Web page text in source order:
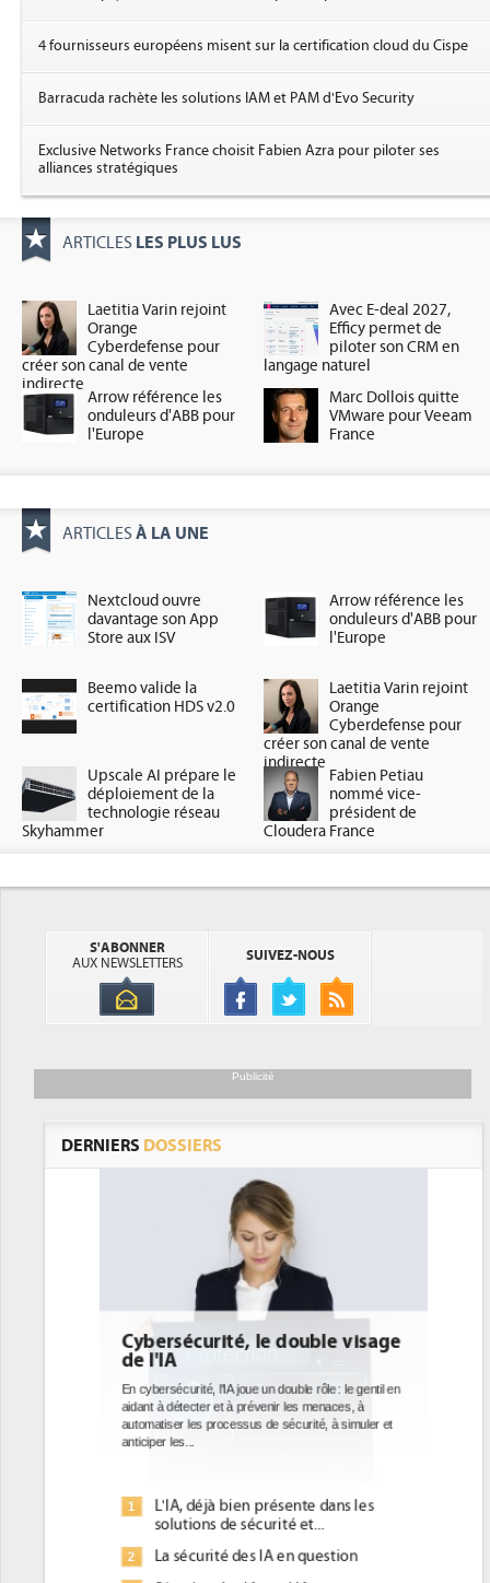
4 fournisseurs européens misent sur la certification cloud du Cispe
Barracuda rachète les solutions IAM et PAM d'Evo Security
Exclusive Networks France choisit Fabien Azra pour piloter ses
alliances stratégiques
ARTICLES LES PLUS LUS
Laetitia Varin rejoint
Orange
Cyberdefense pour
créer son canal de vente
indirecte
Avec E-deal 2027,
Efficy permet de
piloter son CRM en
langage naturel
Arrow référence les
onduleurs d'ABB pour
l'Europe
Marc Dollois quitte
VMware pour Veeam
France
ARTICLES À LA UNE
Nextcloud ouvre
davantage son App
Store aux ISV
Arrow référence les
onduleurs d'ABB pour
l'Europe
Beemo valide la
certification HDS v2.0
Laetitia Varin rejoint
Orange
Cyberdefense pour
créer son canal de vente
indirecte
Upscale AI prépare le
déploiement de la
technologie réseau
Skyhammer
Fabien Petiau
nommé vice-
président de
Cloudera France
S'ABONNER
AUX NEWSLETTERS
SUIVEZ-NOUS
Publicité
DERNIERS DOSSIERS
DEE: l'efficacité énergétique
bientôt une obligation pour les
datacenters
Des datacenters plus durables et plus efficaces, c'est
ce que recherchent les pouvoirs publics européens
avec la mise en oeuvre de la nouvelle Directive sur
1
Qu'est-ce que la DEE (directive
d'efficacité énergétique) ?
2
DEE, une pression administrative